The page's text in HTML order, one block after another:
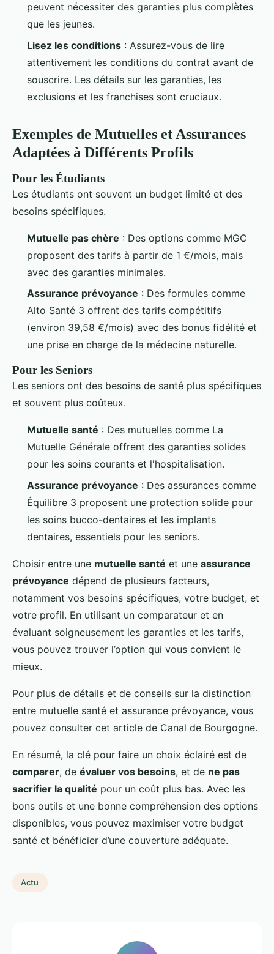
peuvent nécessiter des garanties plus complètes
que les jeunes.
Lisez les conditions : Assurez-vous de lire
attentivement les conditions du contrat avant de
souscrire. Les détails sur les garanties, les
exclusions et les franchises sont cruciaux.
Exemples de Mutuelles et Assurances
Adaptées à Différents Profils
Pour les Étudiants
Les étudiants ont souvent un budget limité et des
besoins spécifiques.
Mutuelle pas chère : Des options comme MGC
proposent des tarifs à partir de 1 €/mois, mais
avec des garanties minimales.
Assurance prévoyance : Des formules comme
Alto Santé 3 offrent des tarifs compétitifs
(environ 39,58 €/mois) avec des bonus fidélité et
une prise en charge de la médecine naturelle.
Pour les Seniors
Les seniors ont des besoins de santé plus spécifiques
et souvent plus coûteux.
Mutuelle santé : Des mutuelles comme La
Mutuelle Générale offrent des garanties solides
pour les soins courants et l'hospitalisation.
Assurance prévoyance : Des assurances comme
Équilibre 3 proposent une protection solide pour
les soins bucco-dentaires et les implants
dentaires, essentiels pour les seniors.
Choisir entre une mutuelle santé et une assurance
prévoyance dépend de plusieurs facteurs,
notamment vos besoins spécifiques, votre budget, et
votre profil. En utilisant un comparateur et en
évaluant soigneusement les garanties et les tarifs,
vous pouvez trouver l’option qui vous convient le
mieux.
Pour plus de détails et de conseils sur la distinction
entre mutuelle santé et assurance prévoyance, vous
pouvez consulter cet article de Canal de Bourgogne.
En résumé, la clé pour faire un choix éclairé est de
comparer, de évaluer vos besoins, et de ne pas
sacrifier la qualité pour un coût plus bas. Avec les
bons outils et une bonne compréhension des options
disponibles, vous pouvez maximiser votre budget
santé et bénéficier d’une couverture adéquate.
Actu